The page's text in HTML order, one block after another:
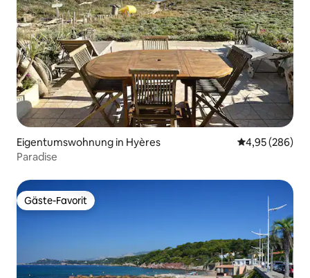
Eigentumswohnung in Hyères
4,95 (286)
Paradise
Gäste-Favorit
Gäste-Favorit